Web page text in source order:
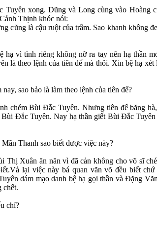
xong. Dũng và Long cùng vào Hoàng
Thịnh khóc nói:
cũng là cậu ruột của trẫm. Sao khanh không
hạ vì tình riêng không nỡ ra tay nên hạ thần
là theo lệnh của tiên đế mà thôi. Xin bệ hạ xét
sao bảo là làm theo lệnh của tiên đế?
chém Bùi Đắc Tuyên. Nhưng tiên đế băng
Đắc Tuyên. Nay hạ thần giết Bùi Đắc
Thanh sao biết được việc này?
Thị Xuân ăn năn vì đã cản không cho võ sĩ
lại việc này bá quan văn võ đều biết chứ
dám mạo danh bệ hạ gọi thần và Đặng
chết.
chỉ?